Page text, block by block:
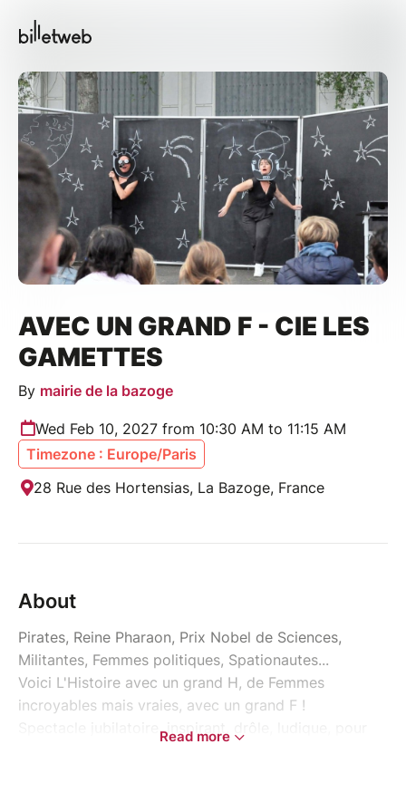
AVEC UN GRAND F - CIE LES
GAMETTES
By mairie de la bazoge
Wed Feb 10, 2027 from 10:30 AM to 11:15 AM
Timezone : Europe/Paris
28 Rue des Hortensias, La Bazoge, France
About
Pirates, Reine Pharaon, Prix Nobel de Sciences,
Militantes, Femmes politiques, Spationautes...
Voici L'Histoire avec un grand H, de Femmes
incroyables mais vraies, avec un grand F !
Spectacle jubilatoire, inspirant, drôle, ludique, pour
Read more